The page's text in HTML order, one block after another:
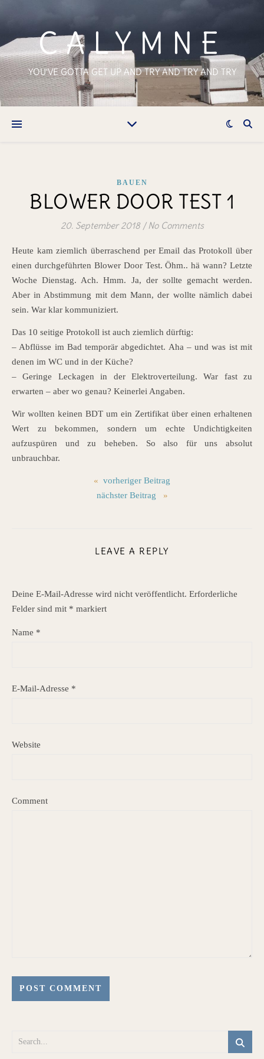
CALYMNE
YOU'VE GOTTA GET UP AND TRY AND TRY AND TRY
BAUEN
BLOWER DOOR TEST 1
20. September 2018 / No Comments
Heute kam ziemlich überraschend per Email das Protokoll über
einen durchgeführten Blower Door Test. Öhm.. hä wann? Letzte
Woche Dienstag. Ach. Hmm. Ja, der sollte gemacht werden.
Aber in Abstimmung mit dem Mann, der wollte nämlich dabei
sein. War klar kommuniziert.
Das 10 seitige Protokoll ist auch ziemlich dürftig:
– Abflüsse im Bad temporär abgedichtet. Aha – und was ist mit
denen im WC und in der Küche?
– Geringe Leckagen in der Elektroverteilung. War fast zu
erwarten – aber wo genau? Keinerlei Angaben.
Wir wollten keinen BDT um ein Zertifikat über einen erhaltenen
Wert zu bekommen, sondern um echte Undichtigkeiten
aufzuspüren und zu beheben. So also für uns absolut
unbrauchbar.
« vorheriger Beitrag
nächster Beitrag
»
LEAVE A REPLY
Deine E-Mail-Adresse wird nicht veröffentlicht. Erforderliche
Felder sind mit * markiert
Name *
E-Mail-Adresse *
Website
Comment